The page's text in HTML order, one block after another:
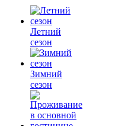
Летний
сезон
Зимний
сезон